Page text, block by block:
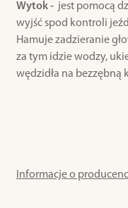
Wytok - jest pomocą
wyjść spod kontroli
Hamuje zadzieranie
za tym idzie wodzy,
wędzidła na bezzębną
Informacje o